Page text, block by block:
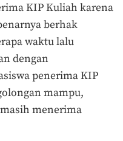
KIP Kuliah karena
berhak
waktu lalu
dengan
penerima KIP
mampu,
menerima